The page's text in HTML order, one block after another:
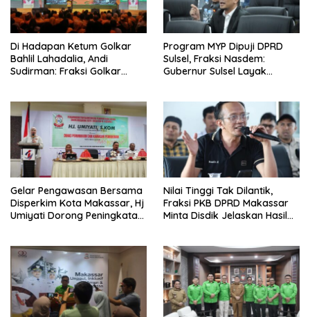
Di Hadapan Ketum Golkar
Bahlil Lahadalia, Andi
Sudirman: Fraksi Golkar
Program MYP Dipuji DPRD
Sulsel, Fraksi Nasdem:
Gubernur Sulsel Layak
Gelar Pengawasan Bersama
Disperkim Kota Makassar, Hj
Umiyati Dorong Peningkatan
Nilai Tinggi Tak Dilantik,
Fraksi PKB DPRD Makassar
Minta Disdik Jelaskan Hasil